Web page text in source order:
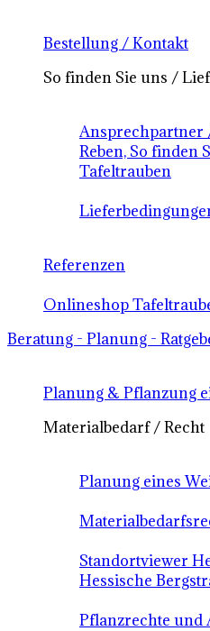
Bestellung / Kontakt
So finden Sie uns /
Ansprechpartner
Reben, So finden
Tafeltrauben
Referenzen
Onlineshop
Beratung - Planung -
Planung & Pflanzung
Materialbedarf / Recht
Planung eines
Standortviewer
Hessische
Pflanzrechte und